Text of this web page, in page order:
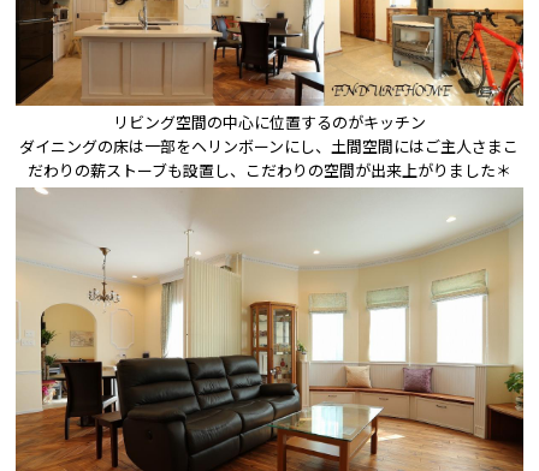
リビング空間の中心に位置するのがキッチン
ダイニングの床は一部をヘリンボーンにし、土間空間にはご主人さまこ
だわりの薪ストーブも設置し、こだわりの空間が出来上がりました＊